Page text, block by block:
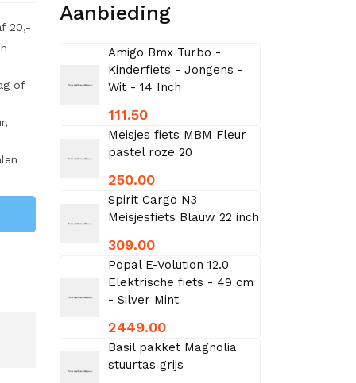
20,-
of
Aanbieding
Amigo Bmx Turbo -
Kinderfiets - Jongens -
Wit - 14 Inch
111.50
Meisjes fiets MBM Fleur
pastel roze 20
250.00
Spirit Cargo N3
Meisjesfiets Blauw 22 inch
309.00
Popal E-Volution 12.0
Elektrische fiets - 49 cm
- Silver Mint
2449.00
Basil pakket Magnolia
stuurtas grijs